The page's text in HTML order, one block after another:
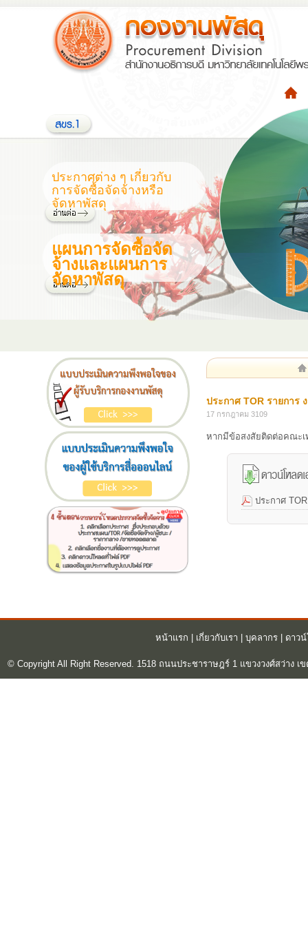
ประกาศต่าง ๆ เกี่ยวกับ
การจัดซื้อจัดจ้างหรือ
จัดหาพัสดุ
แผนการจัดซื้อจัด
จ้างและแผนการ
จัดหาพัสดุ
ประกาศ TOR รายการ
17 กรกฎาคม 3109
หากมีข้อสงสัยติดต่อคณะเ
ประกาศ
หน้าแรก เกี่ยวกับเรา บุคลากร| ดาว
© Copyright All Right Reserved. 1518 ถนนประชาราษฎร์ 1 แขวงวงศ์สว่าง